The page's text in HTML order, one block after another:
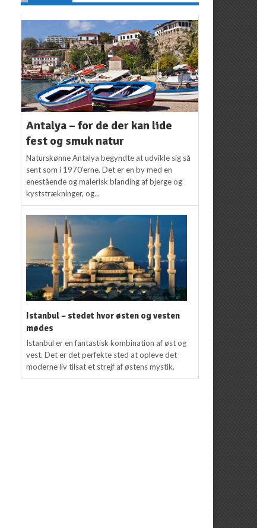
Antalya – for de der kan lide
fest og smuk natur
Naturskønne Antalya begyndte at udvikle sig så
sent som i 1970’erne. Det er en by med en
enestående og malerisk blanding af bjerge og
kyststrækninger, og...
Istanbul – stedet hvor østen og vesten
mødes
Istanbul er en fantastisk kombination af øst og
vest. Det er det perfekte sted at opleve det
moderne liv tilsat et strejf af østens mystik.